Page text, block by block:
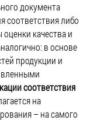
документа
соответствия либо
качества и
в основе
продукции и
соответствия
на
– на самого